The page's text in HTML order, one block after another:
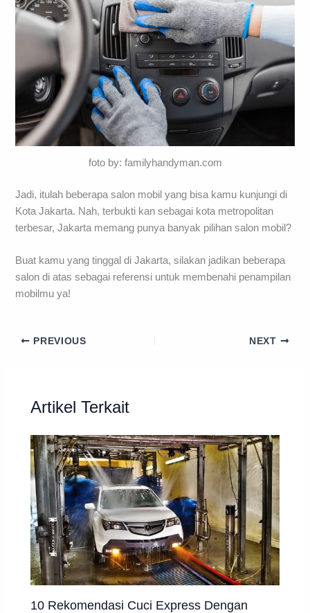
foto by: familyhandyman.com
Jadi, itulah beberapa salon mobil yang bisa kamu kunjungi di
Kota Jakarta. Nah, terbukti kan sebagai kota metropolitan
terbesar, Jakarta memang punya banyak pilihan salon mobil?
Buat kamu yang tinggal di Jakarta, silakan jadikan beberapa
salon di atas sebagai referensi untuk membenahi penampilan
mobilmu ya!
PREVIOUS NEXT
Artikel Terkait
10 Rekomendasi Cuci Express Dengan